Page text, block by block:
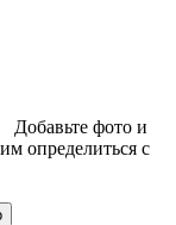
Добавьте фото и
определиться с